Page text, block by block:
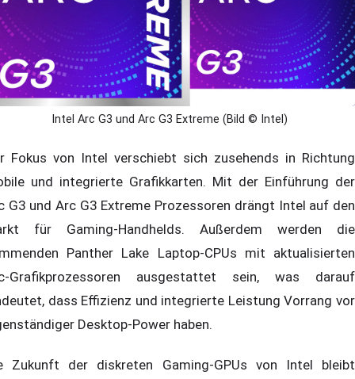
Intel Arc G3 und Arc G3 Extreme (Bild © Intel)
Fokus von Intel verschiebt sich zusehends in Richtung
und integrierte Grafikkarten. Mit der Einführung der
G3 und Arc G3 Extreme Prozessoren drängt Intel auf den
für Gaming-Handhelds. Außerdem werden die
Panther Lake Laptop-CPUs mit aktualisierten
Grafikprozessoren ausgestattet sein, was darauf
dass Effizienz und integrierte Leistung Vorrang vor
Desktop-Power haben.
Zukunft der diskreten Gaming-GPUs von Intel bleibt